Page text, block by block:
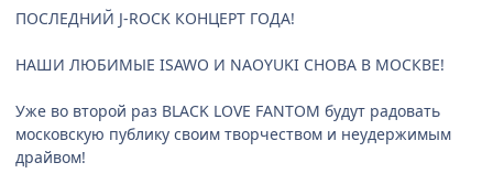
ПОСЛЕДНИЙ J-ROCK КОНЦЕРТ ГОДА!
НАШИ ЛЮБИМЫЕ ISAWO И NAOYUKI СНОВА В МОСКВЕ!
Уже во второй раз BLACK LOVE FANTOM будут радовать
московскую публику своим творчеством и неудержимым
драйвом!